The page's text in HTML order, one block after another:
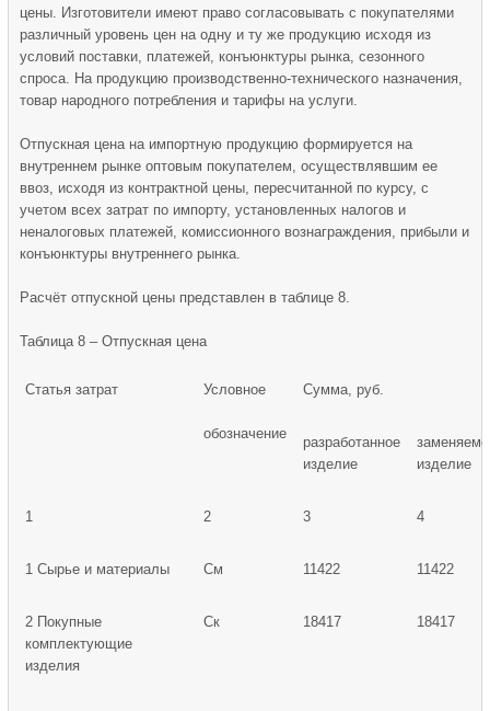
цены. Изготовители имеют право согласовывать с покупателями
различный уровень цен на одну и ту же продукцию исходя из
условий поставки, платежей, конъюнктуры рынка, сезонного
спроса. На продукцию производственно-технического назначения,
товар народного потребления и тарифы на услуги.
Отпускная цена на импортную продукцию формируется на
внутреннем рынке оптовым покупателем, осуществлявшим ее
ввоз, исходя из контрактной цены, пересчитанной по курсу, с
учетом всех затрат по импорту, установленных налогов и
неналоговых платежей, комиссионного вознаграждения, прибыли и
конъюнктуры внутреннего рынка.
Расчёт отпускной цены представлен в таблице 8.
Таблица 8 – Отпускная цена
Статья затрат Условное
обозначение
Сумма, руб.
разработанное
изделие
изделие
1 2 3 4
1 Сырье и материалы См 11422 11422
2 Покупные
комплектующие
изделия
Ск 18417 18417